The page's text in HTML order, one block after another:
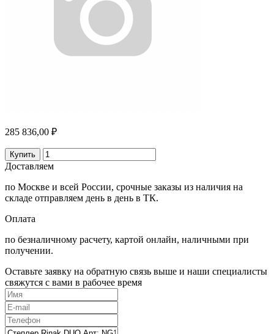
285 836,00 ₽
Купить
Доставляем
по Москве и всей России, срочные заказы из наличия на
складе отправляем день в день в ТК.
Оплата
по безналичному расчету, картой онлайн, наличными при
получении.
Оставьте заявку на обратную связь выше и наши специалисты
свяжутся с вами в рабочее время